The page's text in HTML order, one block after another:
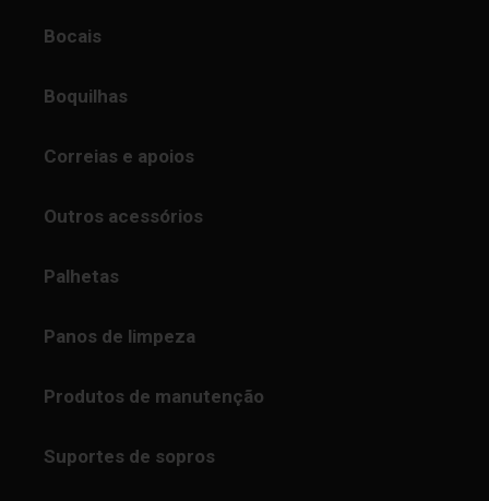
Bocais
Boquilhas
Correias e apoios
Outros acessórios
Palhetas
Panos de limpeza
Produtos de manutenção
Suportes de sopros